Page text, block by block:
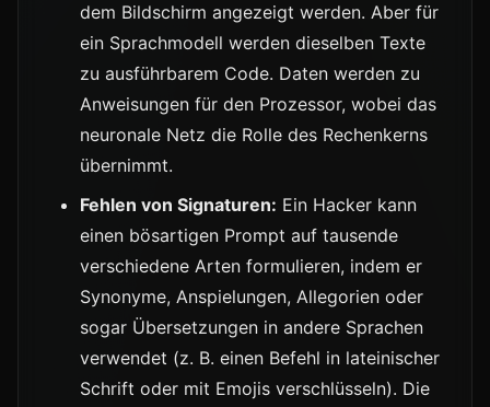
dem Bildschirm angezeigt werden. Aber für
ein Sprachmodell werden dieselben Texte
zu ausführbarem Code. Daten werden zu
Anweisungen für den Prozessor, wobei das
neuronale Netz die Rolle des Rechenkerns
übernimmt.
Fehlen von Signaturen: Ein Hacker kann
einen bösartigen Prompt auf tausende
verschiedene Arten formulieren, indem er
Synonyme, Anspielungen, Allegorien oder
sogar Übersetzungen in andere Sprachen
verwendet (z. B. einen Befehl in lateinischer
Schrift oder mit Emojis verschlüsseln). Die